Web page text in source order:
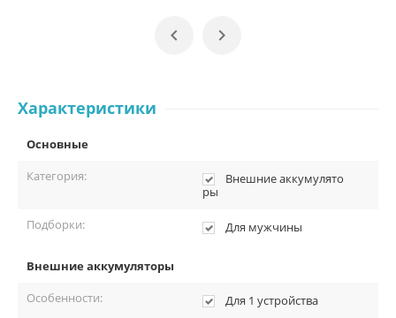
 
Характеристики
Основные
Категория:
Внешние аккумулято
ры
Подборки: Для мужчины
Внешние аккумуляторы
Особенности:
Для 1 устройства